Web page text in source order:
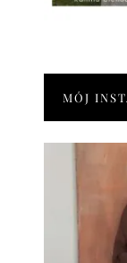
MÓJ